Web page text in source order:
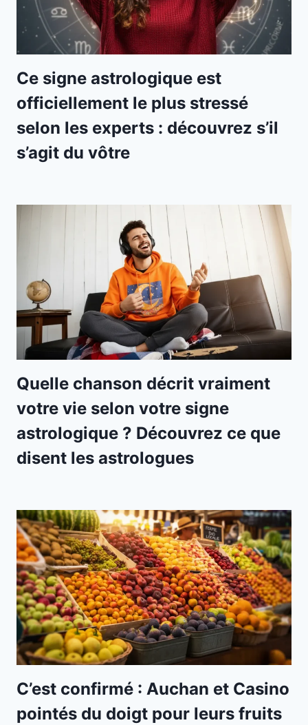
Ce signe astrologique est
officiellement le plus stressé
selon les experts : découvrez s’il
s’agit du vôtre
Quelle chanson décrit vraiment
votre vie selon votre signe
astrologique ? Découvrez ce que
disent les astrologues
C’est confirmé : Auchan et Casino
pointés du doigt pour leurs fruits